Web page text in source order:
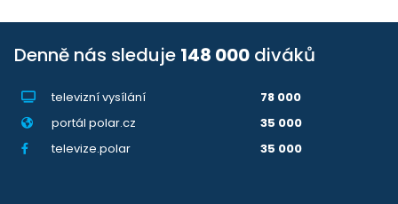
Denně nás sleduje 148 000 diváků
televizní vysílání
78 000
portál polar.cz
35 000
televize.polar
35 000